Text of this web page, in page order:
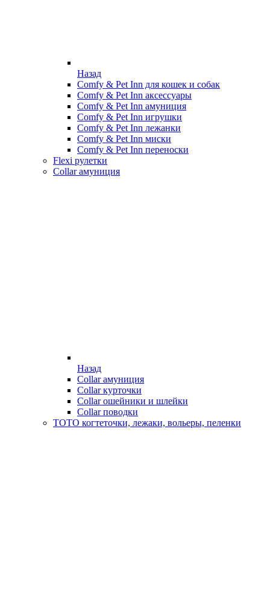
Назад
Comfy & Pet Inn для кошек и собак
Comfy & Pet Inn аксессуары
Comfy & Pet Inn амуниция
Comfy & Pet Inn игрушки
Comfy & Pet Inn лежанки
Comfy & Pet Inn миски
Comfy & Pet Inn переноски
Flexi рулетки
Collar амуниция
Назад
Collar амуниция
Collar курточки
Collar ошейники и шлейки
Collar поводки
ТОТО когтеточки, лежаки, вольеры, пеленки